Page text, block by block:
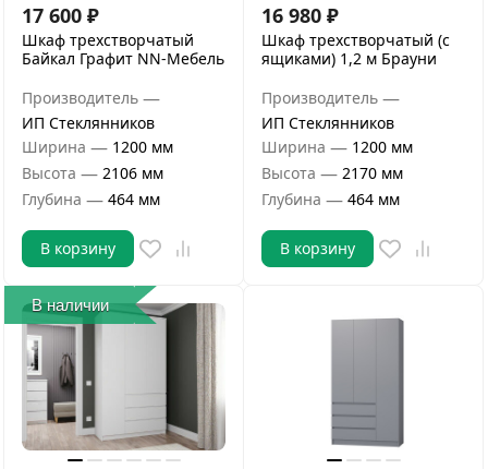
17 600 ₽
Шкаф трехстворчатый
Байкал Графит NN-Мебель
Производитель —
ИП Стеклянников
Ширина — 1200 мм
Высота — 2106 мм
Глубина — 464 мм
В корзину
16 980 ₽
Шкаф трехстворчатый (с
ящиками) 1,2 м Брауни
Производитель —
ИП Стеклянников
Ширина — 1200 мм
Высота — 2170 мм
Глубина — 464 мм
В корзину
В наличии